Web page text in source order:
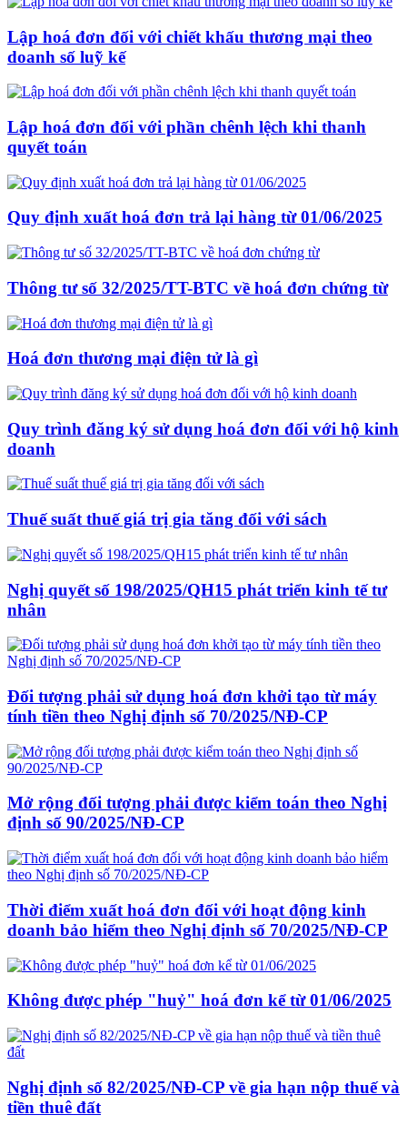
Lập hoá đơn đối với chiết khấu thương mại theo
doanh số luỹ kế
Lập hoá đơn đối với phần chênh lệch khi thanh
quyết toán
Quy định xuất hoá đơn trả lại hàng từ 01/06/2025
Thông tư số 32/2025/TT-BTC về hoá đơn chứng từ
Hoá đơn thương mại điện tử là gì
Quy trình đăng ký sử dụng hoá đơn đối với hộ kinh
doanh
Thuế suất thuế giá trị gia tăng đối với sách
Nghị quyết số 198/2025/QH15 phát triển kinh tế tư
nhân
Đối tượng phải sử dụng hoá đơn khởi tạo từ máy
tính tiền theo Nghị định số 70/2025/NĐ-CP
Mở rộng đối tượng phải được kiểm toán theo Nghị
định số 90/2025/NĐ-CP
Thời điểm xuất hoá đơn đối với hoạt động kinh
doanh bảo hiểm theo Nghị định số 70/2025/NĐ-CP
Không được phép "huỷ" hoá đơn kể từ 01/06/2025
Nghị định số 82/2025/NĐ-CP về gia hạn nộp thuế và
tiền thuê đất